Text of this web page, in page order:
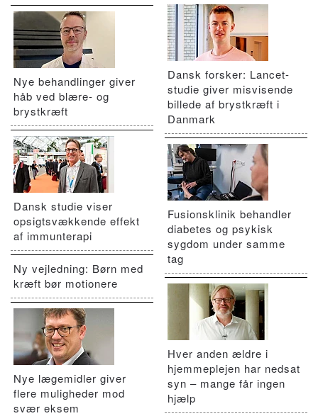
Nye behandlinger giver
håb ved blære- og
brystkræft
Dansk studie viser
opsigtsvækkende effekt
af immunterapi
Ny vejledning: Børn med
kræft bør motionere
Nye lægemidler giver
flere muligheder mod
svær eksem
Dansk forsker: Lancet-
studie giver misvisende
billede af brystkræft i
Danmark
Fusionsklinik behandler
diabetes og psykisk
sygdom under samme
tag
Hver anden ældre i
hjemmeplejen har nedsat
syn – mange får ingen
hjælp